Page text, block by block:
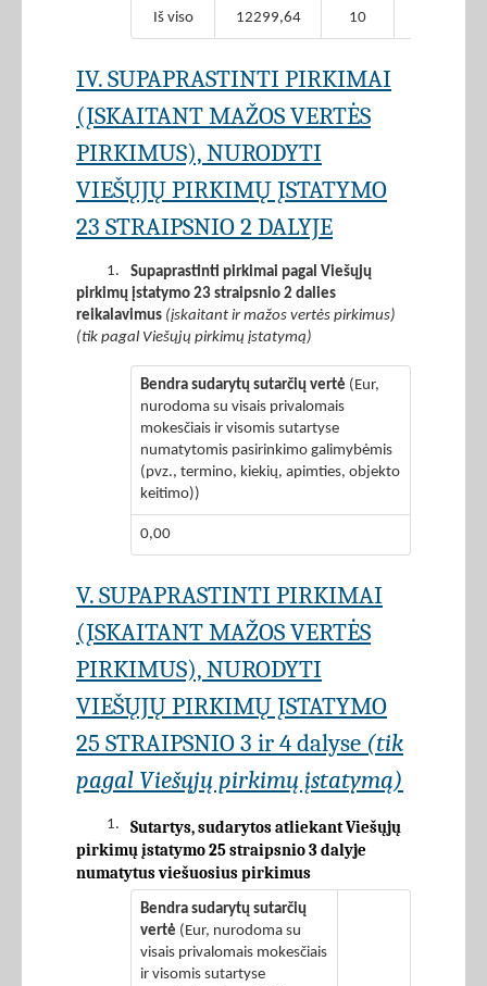
Iš viso 12299,64 10
IV. SUPAPRASTINTI PIRKIMAI
(ĮSKAITANT MAŽOS VERTĖS
PIRKIMUS), NURODYTI
VIEŠŲJŲ PIRKIMŲ ĮSTATYMO
23 STRAIPSNIO 2 DALYJE
1.
Supaprastinti pirkimai pagal Viešųjų
pirkimų įstatymo 23 straipsnio 2 dalies
reikalavimus (įskaitant ir mažos vertės pirkimus)
(tik pagal Viešųjų pirkimų įstatymą)
Bendra sudarytų sutarčių vertė (Eur,
nurodoma su visais privalomais
mokesčiais ir visomis sutartyse
numatytomis pasirinkimo galimybėmis
(pvz., termino, kiekių, apimties, objekto
keitimo))
0,00
V. SUPAPRASTINTI PIRKIMAI
(ĮSKAITANT MAŽOS VERTĖS
PIRKIMUS), NURODYTI
VIEŠŲJŲ PIRKIMŲ ĮSTATYMO
25 STRAIPSNIO 3 ir 4 dalyse (tik
pagal Viešųjų pirkimų įstatymą)
1.
Sutartys, sudarytos atliekant Viešųjų
pirkimų įstatymo 25 straipsnio 3 dalyje
numatytus viešuosius pirkimus
Bendra sudarytų sutarčių
vertė (Eur, nurodoma su
visais privalomais mokesčiais
ir visomis sutartyse